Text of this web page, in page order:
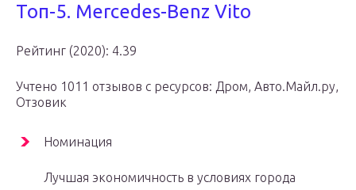
Топ-5. Mercedes-Benz Vito
Рейтинг (2020): 4.39
Учтено 1011 отзывов с ресурсов: Дром, Авто.Майл.ру,
Отзовик
Номинация
Лучшая экономичность в условиях города